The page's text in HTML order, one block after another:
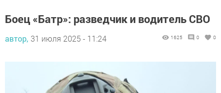
Боец «Батр»: разведчик и водитель СВО
автор, 31 июля 2025 - 11:24 1625 0 0